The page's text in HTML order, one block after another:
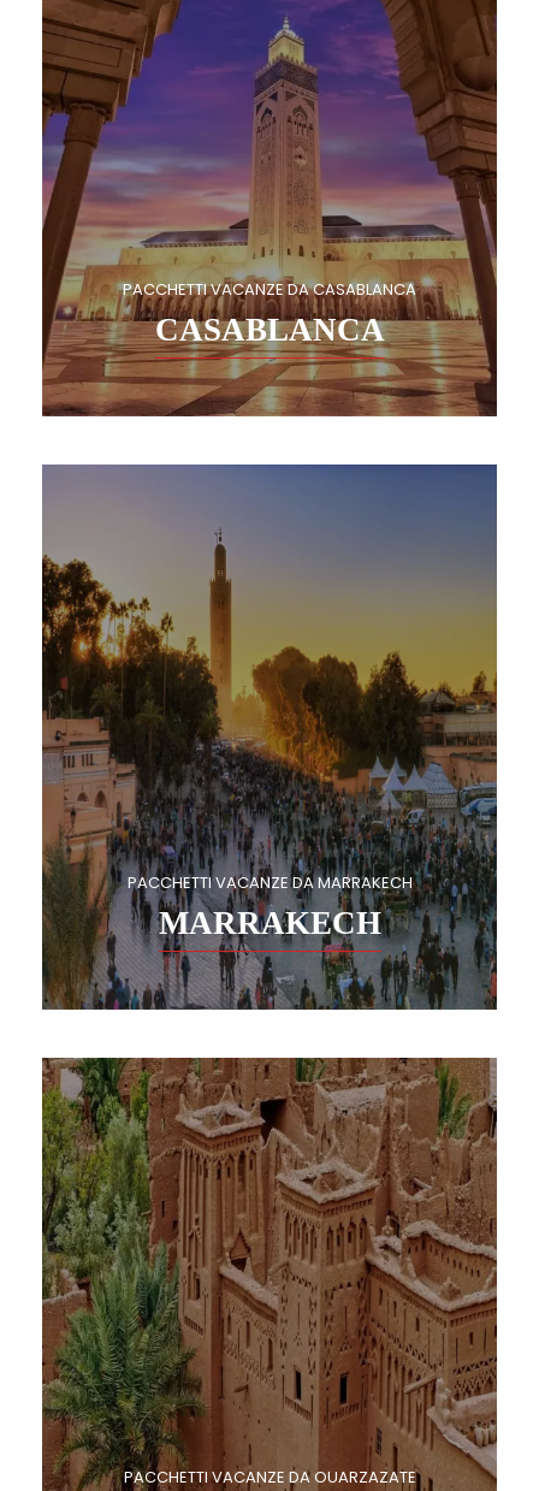
PACCHETTI VACANZE DA CASABLANCA
CASABLANCA
PACCHETTI VACANZE DA MARRAKECH
MARRAKECH
PACCHETTI VACANZE DA OUARZAZATE